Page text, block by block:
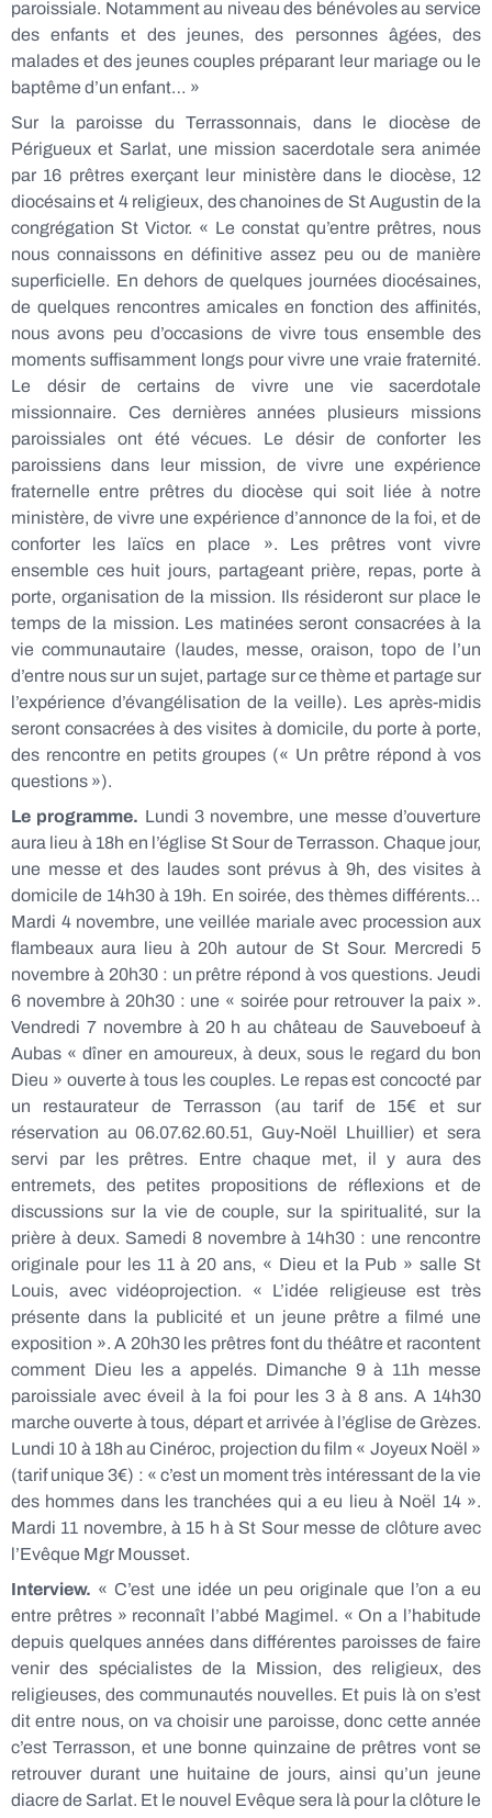
paroissiale. Notamment au niveau des bénévoles au service
des enfants et des jeunes, des personnes âgées, des
malades et des jeunes couples préparant leur mariage ou le
baptême d’un enfant… »
Sur la paroisse du Terrassonnais, dans le diocèse de
Périgueux et Sarlat, une mission sacerdotale sera animée
par 16 prêtres exerçant leur ministère dans le diocèse, 12
diocésains et 4 religieux, des chanoines de St Augustin de la
congrégation St Victor. « Le constat qu’entre prêtres, nous
nous connaissons en définitive assez peu ou de manière
superficielle. En dehors de quelques journées diocésaines,
de quelques rencontres amicales en fonction des affinités,
nous avons peu d’occasions de vivre tous ensemble des
moments suffisamment longs pour vivre une vraie fraternité.
Le désir de certains de vivre une vie sacerdotale
missionnaire. Ces dernières années plusieurs missions
paroissiales ont été vécues. Le désir de conforter les
paroissiens dans leur mission, de vivre une expérience
fraternelle entre prêtres du diocèse qui soit liée à notre
ministère, de vivre une expérience d’annonce de la foi, et de
conforter les laïcs en place ». Les prêtres vont vivre
ensemble ces huit jours, partageant prière, repas, porte à
porte, organisation de la mission. Ils résideront sur place le
temps de la mission. Les matinées seront consacrées à la
vie communautaire (laudes, messe, oraison, topo de l’un
d’entre nous sur un sujet, partage sur ce thème et partage sur
l’expérience d’évangélisation de la veille). Les après-midis
seront consacrées à des visites à domicile, du porte à porte,
des rencontre en petits groupes (« Un prêtre répond à vos
questions »).
Le programme. Lundi 3 novembre, une messe d’ouverture
aura lieu à 18h en l’église St Sour de Terrasson. Chaque jour,
une messe et des laudes sont prévus à 9h, des visites à
domicile de 14h30 à 19h. En soirée, des thèmes différents…
Mardi 4 novembre, une veillée mariale avec procession aux
flambeaux aura lieu à 20h autour de St Sour. Mercredi 5
novembre à 20h30 : un prêtre répond à vos questions. Jeudi
6 novembre à 20h30 : une « soirée pour retrouver la paix ».
Vendredi 7 novembre à 20 h au château de Sauveboeuf à
Aubas « dîner en amoureux, à deux, sous le regard du bon
Dieu » ouverte à tous les couples. Le repas est concocté par
un restaurateur de Terrasson (au tarif de 15€ et sur
réservation au 06.07.62.60.51, Guy-Noël Lhuillier) et sera
servi par les prêtres. Entre chaque met, il y aura des
entremets, des petites propositions de réflexions et de
discussions sur la vie de couple, sur la spiritualité, sur la
prière à deux. Samedi 8 novembre à 14h30 : une rencontre
originale pour les 11 à 20 ans, « Dieu et la Pub » salle St
Louis, avec vidéoprojection. « L’idée religieuse est très
présente dans la publicité et un jeune prêtre a filmé une
exposition ». A 20h30 les prêtres font du théâtre et racontent
comment Dieu les a appelés. Dimanche 9 à 11h messe
paroissiale avec éveil à la foi pour les 3 à 8 ans. A 14h30
marche ouverte à tous, départ et arrivée à l’église de Grèzes.
Lundi 10 à 18h au Cinéroc, projection du film « Joyeux Noël »
(tarif unique 3€) : « c’est un moment très intéressant de la vie
des hommes dans les tranchées qui a eu lieu à Noël 14 ».
Mardi 11 novembre, à 15 h à St Sour messe de clôture avec
l’Evêque Mgr Mousset.
Interview. « C’est une idée un peu originale que l’on a eu
entre prêtres » reconnaît l’abbé Magimel. « On a l’habitude
depuis quelques années dans différentes paroisses de faire
venir des spécialistes de la Mission, des religieux, des
religieuses, des communautés nouvelles. Et puis là on s’est
dit entre nous, on va choisir une paroisse, donc cette année
c’est Terrasson, et une bonne quinzaine de prêtres vont se
retrouver durant une huitaine de jours, ainsi qu’un jeune
diacre de Sarlat. Et le nouvel Evêque sera là pour la clôture le